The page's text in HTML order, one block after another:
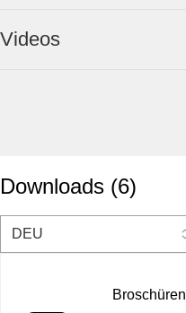
Videos
Downloads (6)
Broschüren